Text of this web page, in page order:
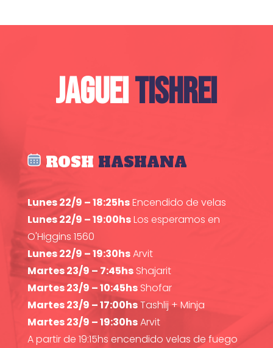
JAGUEITISHREI
ROSH HASHANA
Lunes 22/9 – 18:25hsEncendido de velas
Lunes 22/9 – 19:00hsLos esperamos en
O'Higgins 1560
Lunes 22/9 – 19:30hsArvit
Martes 23/9 – 7:45hsShajarit
Martes 23/9 – 10:45hsShofar
Martes 23/9 – 17:00hsTashlij + Minja
Martes 23/9 – 19:30hsArvit
A partir de 19:15hs encendido velas de fuego